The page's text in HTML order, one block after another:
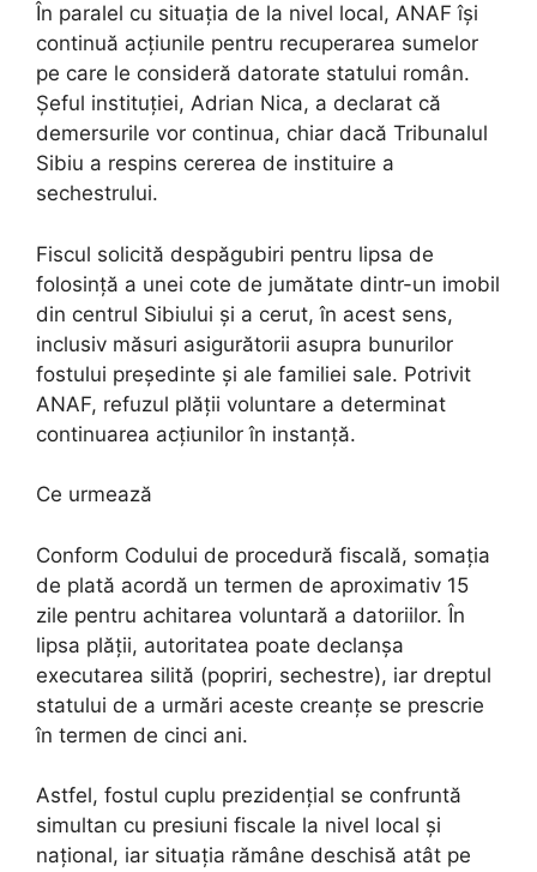
În paralel cu situația de la nivel local, ANAF își
continuă acțiunile pentru recuperarea sumelor
pe care le consideră datorate statului român.
Șeful instituției, Adrian Nica, a declarat că
demersurile vor continua, chiar dacă Tribunalul
Sibiu a respins cererea de instituire a
sechestrului.
Fiscul solicită despăgubiri pentru lipsa de
folosință a unei cote de jumătate dintr-un imobil
din centrul Sibiului și a cerut, în acest sens,
inclusiv măsuri asigurătorii asupra bunurilor
fostului președinte și ale familiei sale. Potrivit
ANAF, refuzul plății voluntare a determinat
continuarea acțiunilor în instanță.
Ce urmează
Conform Codului de procedură fiscală, somația
de plată acordă un termen de aproximativ 15
zile pentru achitarea voluntară a datoriilor. În
lipsa plății, autoritatea poate declanșa
executarea silită (popriri, sechestre), iar dreptul
statului de a urmări aceste creanțe se prescrie
în termen de cinci ani.
Astfel, fostul cuplu prezidențial se confruntă
simultan cu presiuni fiscale la nivel local și
național, iar situația rămâne deschisă atât pe